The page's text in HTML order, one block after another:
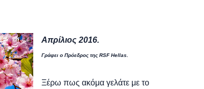
Απρίλιος 2016.
Γράφει ο Πρόεδρος της RSF Hellas.
Ξέρω πως ακόμα γελάτε με το